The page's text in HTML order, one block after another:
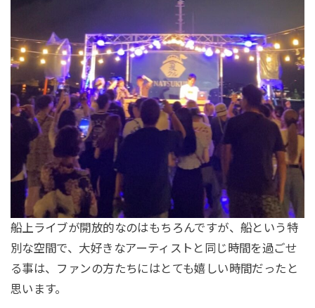
船上ライブが開放的なのはもちろんですが、船という特
別な空間で、大好きなアーティストと同じ時間を過ごせ
る事は、ファンの方たちにはとても嬉しい時間だったと
思います。